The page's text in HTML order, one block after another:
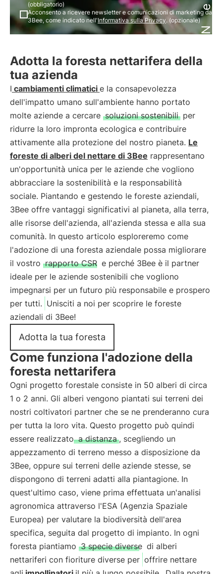
(obbligatorio)
Acconsento a ricevere newsletter e comunicazioni di marketing da
3Bee, come indicato nell'Informativa sulla Privacy. (opzionale)
Adotta la foresta nettarifera della
tua azienda
I cambiamenti climatici e la consapevolezza
dell'impatto umano sull'ambiente hanno portato
molte aziende a cercare soluzioni sostenibili per
ridurre la loro impronta ecologica e contribuire
attivamente alla protezione del nostro pianeta. Le
foreste di alberi del nettare di 3Bee rappresentano
un'opportunità unica per le aziende che vogliono
abbracciare la sostenibilità e la responsabilità
sociale. Piantando e gestendo le foreste aziendali,
3Bee offre vantaggi significativi al pianeta, alla terra,
alle risorse dell'azienda, all'azienda stessa e alla sua
comunità. In questo articolo esploreremo come
l'adozione di una foresta aziendale possa migliorare
il vostro rapporto CSR e perché 3Bee è il partner
ideale per le aziende sostenibili che vogliono
impegnarsi per un futuro più responsabile e prospero
per tutti. Unisciti a noi per scoprire le foreste
aziendali di 3Bee!
Adotta la tua foresta
Come funziona l'adozione della
foresta nettarifera
Ogni progetto forestale consiste in 50 alberi di circa
1 o 2 anni. Gli alberi vengono piantati sui terreni dei
nostri coltivatori partner che se ne prenderanno cura
per tutta la loro vita. Questo progetto può quindi
essere realizzato a distanza , scegliendo un
appezzamento di terreno messo a disposizione da
3Bee, oppure sui terreni delle aziende stesse, se
dispongono di terreni adatti alla piantagione. In
quest'ultimo caso, viene prima effettuata un'analisi
agronomica attraverso l'ESA (Agenzia Spaziale
Europea) per valutare la biodiversità dell'area
specifica, seguita dal progetto di impianto. In ogni
foresta piantiamo 3 specie diverse di alberi
nettariferi con fioriture diverse per offrire nettare